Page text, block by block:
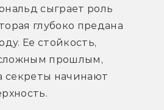
сыграет роль
глубоко предана
Ее стойкость,
прошлым,
секреты начинают